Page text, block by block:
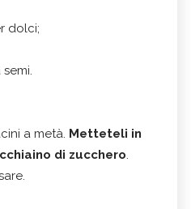
dolci;
a metà. Metteteli in
di zucchero.